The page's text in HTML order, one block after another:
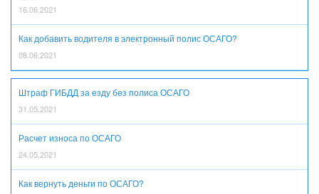
16.06.2021
Как добавить водителя в электронный полис ОСАГО?
08.06.2021
Штраф ГИБДД за езду без полиса ОСАГО
31.05.2021
Расчет износа по ОСАГО
24.05.2021
Как вернуть деньги по ОСАГО?